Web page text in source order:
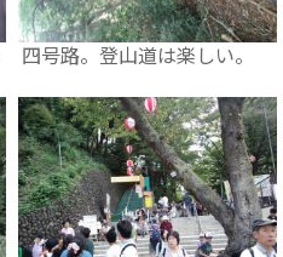
四号路。登山道は楽しい。